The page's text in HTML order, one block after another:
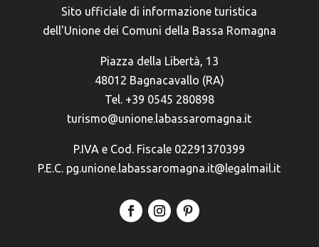
Sito ufficiale di informazione turistica
dell'Unione dei Comuni della Bassa Romagna
Piazza della Libertà, 13
48012 Bagnacavallo (RA)
Tel. +39 0545 280898
turismo@unione.labassaromagna.it
P.IVA e Cod. Fiscale 02291370399
P.E.C. pg.unione.labassaromagna.it@legalmail.it